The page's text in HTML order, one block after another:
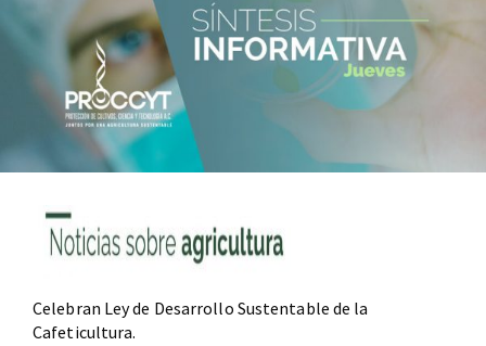
Celebran Ley de Desarrollo Sustentable de la
Cafeticultura.